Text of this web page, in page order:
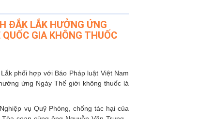
ĐẮK LẮK HƯỞNG ỨNG
GIA KHÔNG THUỐC
phối hợp với Báo Pháp luật Việt Nam
ứng Ngày Thế giới không thuốc lá
vụ Quỹ Phòng, chống tác hại của